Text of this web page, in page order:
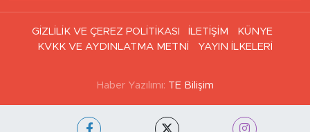
GİZLİLİK VE ÇEREZ POLİTİKASI İLETİŞİM
KÜNYE
KVKK VE AYDINLATMA METNİ
YAYIN İLKELERİ
Haber Yazılımı: TE Bilişim